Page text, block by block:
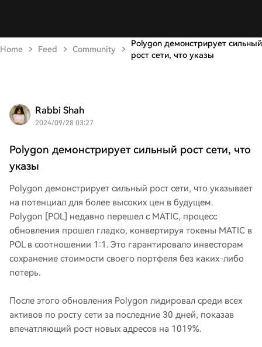
Home Feed Community
Polygon демонстрирует сильный
рост сети, что указы
Rabbi Shah
2024/09/28 03:27
Polygon демонстрирует сильный рост сети, что
указы
Polygon демонстрирует сильный рост сети, что указывает
на потенциал для более высоких цен в будущем.
Polygon [POL] недавно перешел с MATIC, процесс
обновления прошел гладко, конвертируя токены MATIC в
POL в соотношении 1:1. Это гарантировало инвесторам
сохранение стоимости своего портфеля без каких-либо
потерь.
После этого обновления Polygon лидировал среди всех
активов по росту сети за последние 30 дней, показав
впечатляющий рост новых адресов на 1019%.